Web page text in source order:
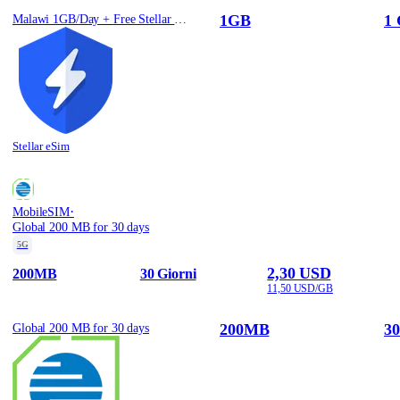
Stellar eSim
1GB 1
MobileSIM·
Global 200 MB for 30 days
5G
200MB 30 Giorni 2,30 USD
11,50 USD/GB
Global 200 MB for 30 days 200MB